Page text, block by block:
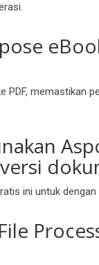
PDF, memastikan
ini untuk